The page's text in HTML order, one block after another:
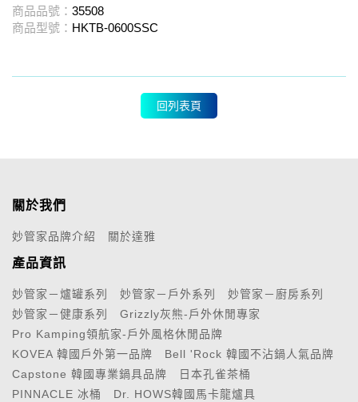
商品品號： 35508
商品型號： HKTB-0600SSC
回列表頁
關於我們
妙管家品牌介紹 關於達雅
產品資訊
妙管家－爐罐系列 妙管家－戶外系列
妙管家－廚房系列
妙管家－健康系列
Grizzly灰熊-戶外休閒專家
Pro Kamping領航家-戶外風格休閒品牌
KOVEA 韓國戶外第一品牌
Bell 'Rock 韓國不沾鍋人氣品牌
Capstone 韓國專業鍋具品牌
日本孔雀茶桶
PINNACLE 冰桶
Dr. HOWS韓國馬卡龍爐具